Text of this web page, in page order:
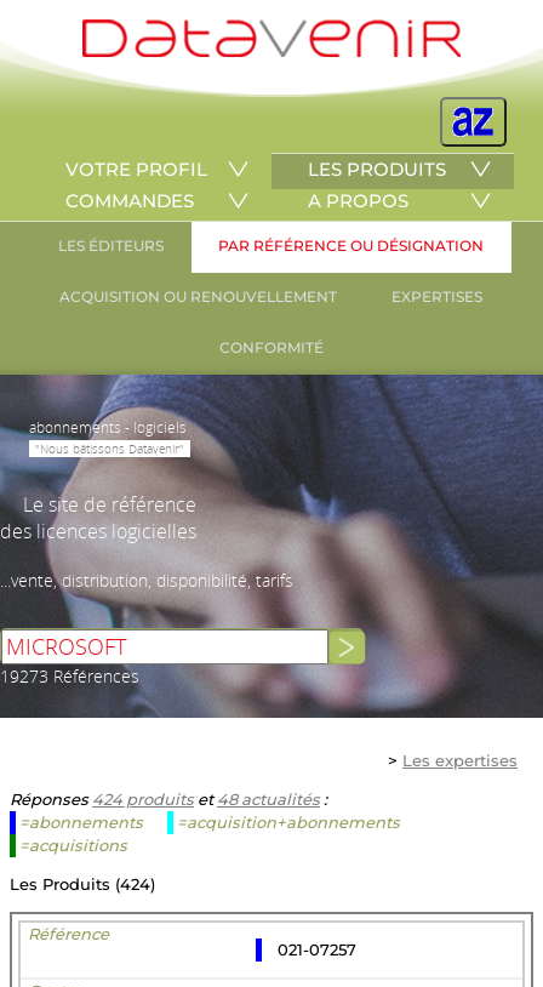
VOTRE PROFIL
LES PRODUITS
COMMANDES
A PROPOS
LES ÉDITEURS PAR RÉFÉRENCE OU DÉSIGNATION
ACQUISITION OU RENOUVELLEMENT EXPERTISES
CONFORMITÉ
abonnements - logiciels
"Nous bâtissons Datavenir"
Le site de référence
des licences logicielles
...vente, distribution, disponibilité, tarifs
19273 Références
> Les expertises
Réponses424 produitset48 actualités:
=abonnements
=acquisition+abonnements
=acquisitions
Les Produits (424)
021-07257